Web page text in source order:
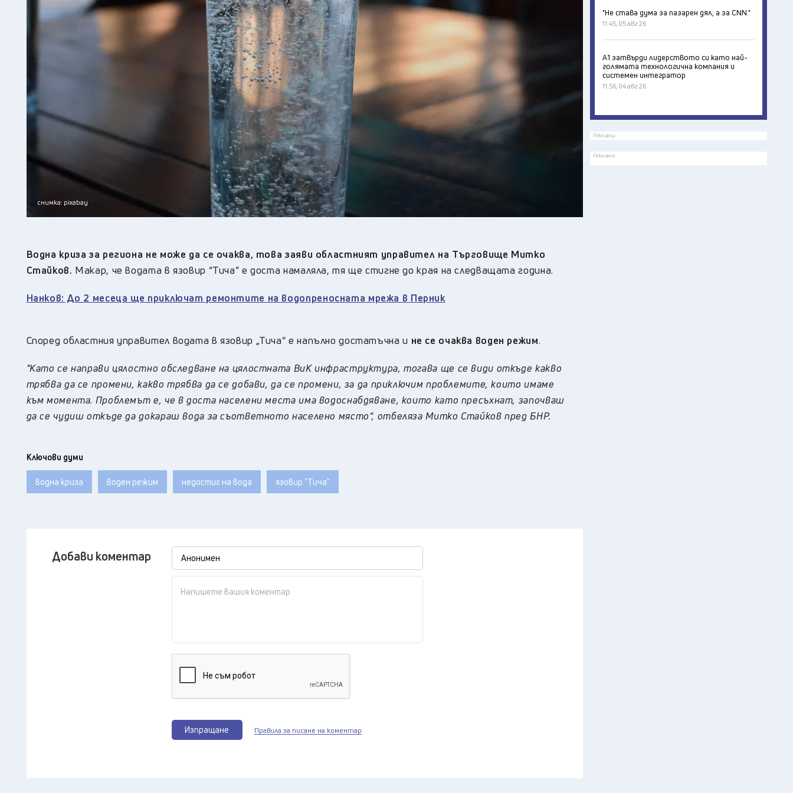
Перник, 19°C
Плевен, 22°C
Пловдив, 22°C
Разград, 21°C
Русе , 23°C
Силистра, 22 °C
Сливен, 21 °C
Смолян, 16 °C
София, 21°C
Стара Загора 20°C
Търговище, 21
Хасково, 21°C
Шумен, 21°C
Ямбол, 22°C
снимка: pixabay
Водна криза за региона не може да се очаква, това заяви областният управител на Търговище Митко
Стайков. Макар, че водата в язовир “Тича” е доста намаляла, тя ще стигне до края на следващата година.
Нанков: До 2 месеца ще приключат ремонтите на водопреносната мрежа в Перник
Според областния управител водата в язовир „Тича“ е напълно достатъчна и не се очаква воден режим.
"Като се направи цялостно обследване на цялостната ВиК инфраструктура, тогава ще се види откъде какво
трябва да се промени, какво трябва да се добави, да се промени, за да приключим проблемите, които имаме
към момента. Проблемът е, че в доста населени места има водоснабдяване, които като пресъхнат, започваш
да се чудиш откъде да докараш вода за съответното населено място“, отбеляза Митко Стайков пред БНР.
Ключови думи
водна криза воден режим недостиг на вода язовир "Тича"
Добави коментар
Изпращане Правила за писане на коментар
"Не става дума за пазарен дял, а за CNN."
11:45, 05 авг 26
А1 затвърди лидерството си като най-
голямата технологична компания и
системен интегратор
11:56, 04 авг 26
Реклама
Реклама